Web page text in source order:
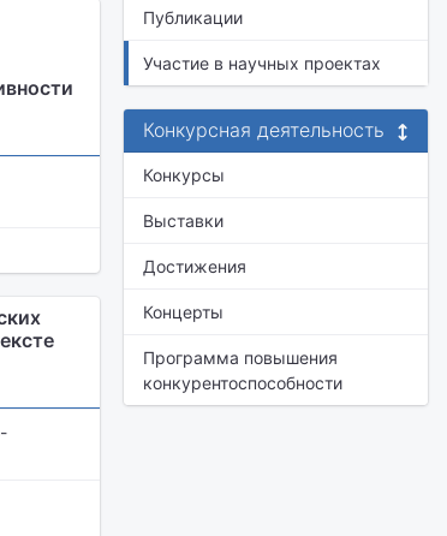
Публикации
Участие в научных проектах
Конкурсная деятельность
Конкурсы
Выставки
Достижения
Концерты
Программа повышения
конкурентоспособности